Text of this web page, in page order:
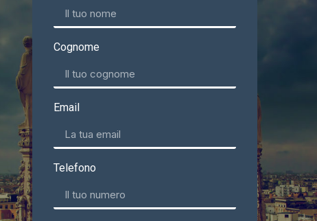
Cognome
Email
Telefono